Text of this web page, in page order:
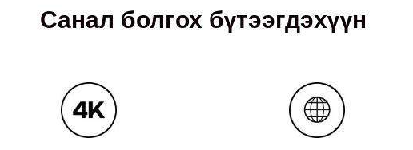
Санал болгох бүтээгдэхүүн